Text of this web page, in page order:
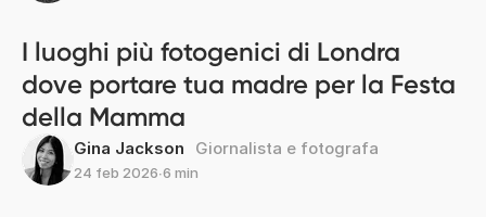
I luoghi più fotogenici di Londra
dove portare tua madre per la Festa
della Mamma
Gina Jackson Giornalista e fotografa
24 feb 2026∙6 min